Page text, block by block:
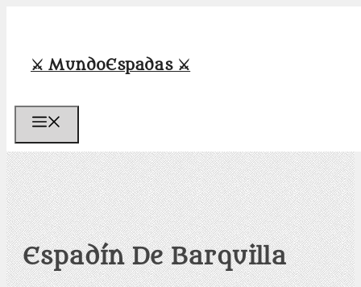
contenido
⚔️ MundoEspadas ⚔️
Espadín De Barquilla